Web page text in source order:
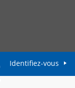
Identifiez-vous